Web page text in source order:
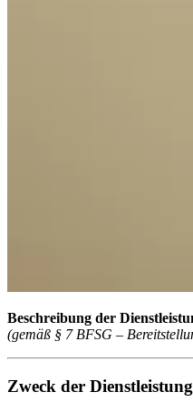
Beschreibung der
(gemäß § 7 BFSG –
Zweck der Dienstleistung